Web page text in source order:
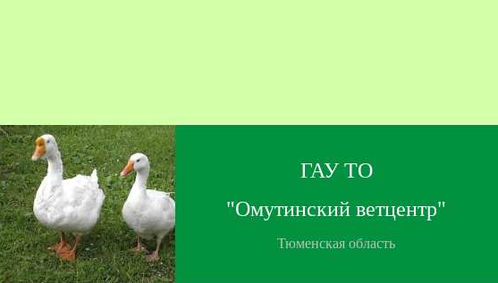
ГАУ ТО
"Омутинский ветцентр"
Тюменская область